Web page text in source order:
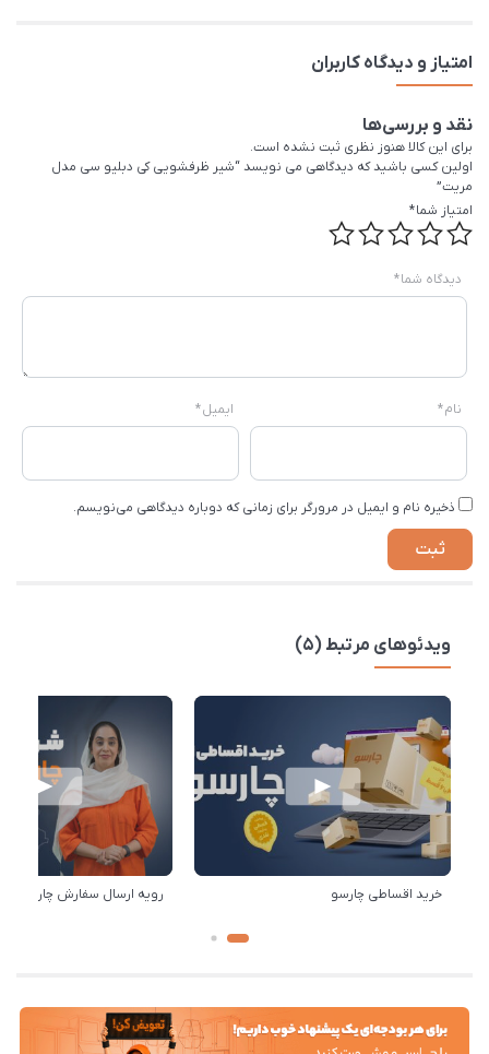
امتیاز و دیدگاه کاربران
نقد و بررسی‌ها
برای این کالا هنوز نظری ثبت نشده است.
اولین کسی باشید که دیدگاهی می نویسد “شیر ظرفشویی کی دبلیو سی مدل
مریت”
امتیاز شما*
دیدگاه شما*
نام* ایمیل*
ذخیره نام و ایمیل در مرورگر برای زمانی که دوباره دیدگاهی می‌نویسم.
ویدئوهای مرتبط (5)
خرید اقساطی چارسو رویه ارسال سفارش چارسو